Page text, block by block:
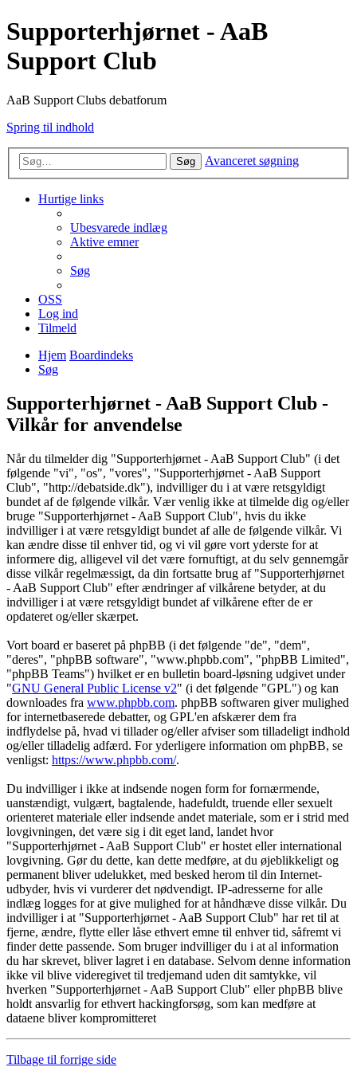
Supporterhjørnet - AaB
Support Club
AaB Support Clubs debatforum
Spring til indhold
Søg Avanceret søgning
Hurtige links
Ubesvarede indlæg
Aktive emner
Søg
OSS
Log ind
Tilmeld
Hjem Boardindeks
Søg
Supporterhjørnet - AaB Support Club -
Vilkår for anvendelse
Når du tilmelder dig "Supporterhjørnet - AaB Support Club" (i det
følgende "vi", "os", "vores", "Supporterhjørnet - AaB Support
Club", "http://debatside.dk"), indvilliger du i at være retsgyldigt
bundet af de følgende vilkår. Vær venlig ikke at tilmelde dig og/eller
bruge "Supporterhjørnet - AaB Support Club", hvis du ikke
indvilliger i at være retsgyldigt bundet af alle de følgende vilkår. Vi
kan ændre disse til enhver tid, og vi vil gøre vort yderste for at
informere dig, alligevel vil det være fornuftigt, at du selv gennemgår
disse vilkår regelmæssigt, da din fortsatte brug af "Supporterhjørnet
- AaB Support Club" efter ændringer af vilkårene betyder, at du
indvilliger i at være retsgyldigt bundet af vilkårene efter de er
opdateret og/eller skærpet.
Vort board er baseret på phpBB (i det følgende "de", "dem",
"deres", "phpBB software", "www.phpbb.com", "phpBB Limited",
"phpBB Teams") hvilket er en bulletin board-løsning udgivet under
"GNU General Public License v2" (i det følgende "GPL") og kan
downloades fra www.phpbb.com. phpBB softwaren giver mulighed
for internetbaserede debatter, og GPL'en afskærer dem fra
indflydelse på, hvad vi tillader og/eller afviser som tilladeligt indhold
og/eller tilladelig adfærd. For yderligere information om phpBB, se
venligst: https://www.phpbb.com/.
Du indvilliger i ikke at indsende nogen form for fornærmende,
uanstændigt, vulgært, bagtalende, hadefuldt, truende eller sexuelt
orienteret materiale eller indsende andet materiale, som er i strid med
lovgivningen, det være sig i dit eget land, landet hvor
"Supporterhjørnet - AaB Support Club" er hostet eller international
lovgivning. Gør du dette, kan dette medføre, at du øjeblikkeligt og
permanent bliver udelukket, med besked herom til din Internet-
udbyder, hvis vi vurderer det nødvendigt. IP-adresserne for alle
indlæg logges for at give mulighed for at håndhæve disse vilkår. Du
indvilliger i at "Supporterhjørnet - AaB Support Club" har ret til at
fjerne, ændre, flytte eller låse ethvert emne til enhver tid, såfremt vi
finder dette passende. Som bruger indvilliger du i at al information
du har skrevet, bliver lagret i en database. Selvom denne information
ikke vil blive videregivet til tredjemand uden dit samtykke, vil
hverken "Supporterhjørnet - AaB Support Club" eller phpBB blive
holdt ansvarlig for ethvert hackingforsøg, som kan medføre at
dataene bliver kompromitteret
Tilbage til forrige side